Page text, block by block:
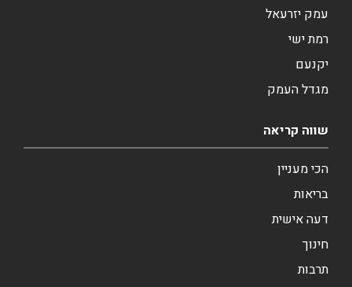
עמק יזרעאל
רמת ישי
יקנעם
מגדל העמק
שווה קריאה
הכי מעניין
בריאות
דעה אישית
חינוך
תרבות